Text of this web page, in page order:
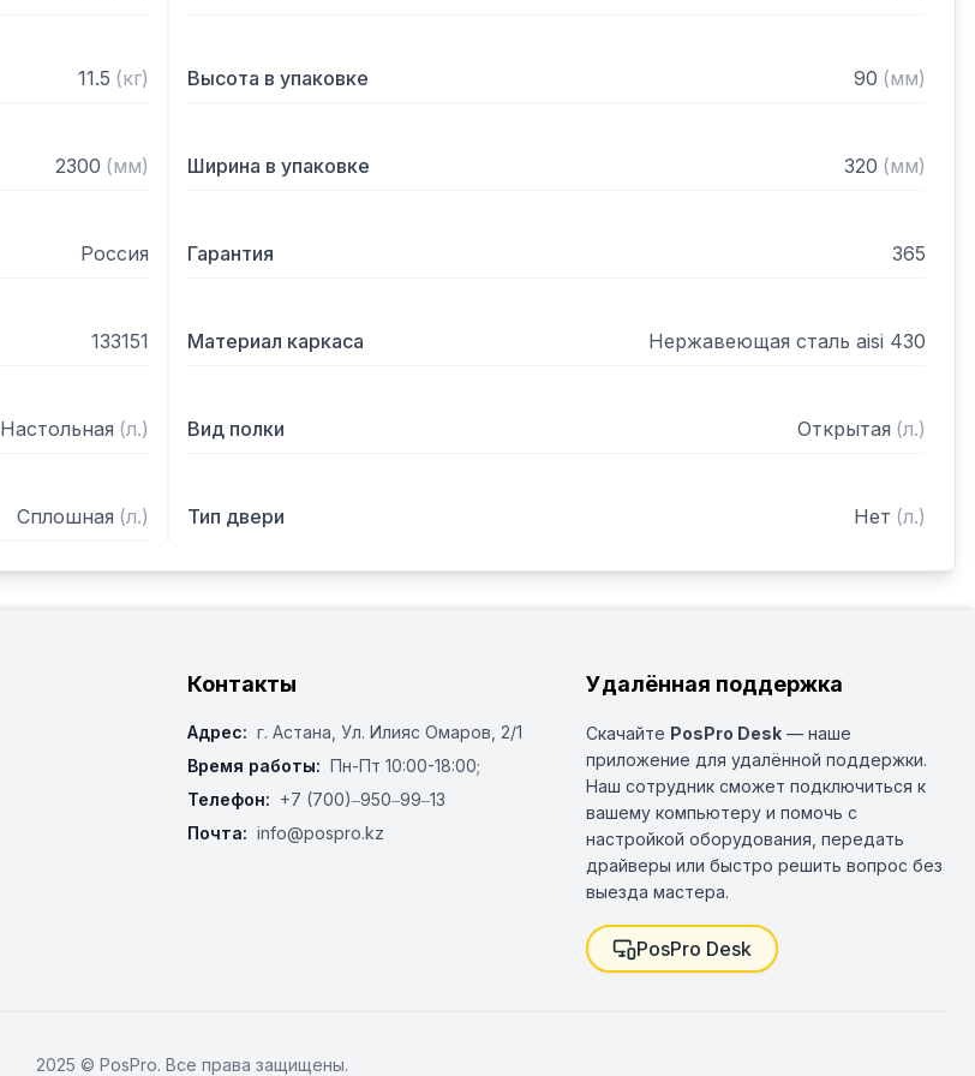
11.5 (кг) Высота в упаковке 90 (мм)
2300 (мм) Ширина в упаковке 320 (мм)
Россия Гарантия 365
133151 Материал каркаса Нержавеющая сталь aisi 430
Настольная (л.) Вид полки Открытая (л.)
Сплошная (л.) Тип двери Нет (л.)
Контакты
Адрес: г. Астана, ​Ул. Илияс Омаров, 2/1
Время работы: Пн-Пт 10:00-18:00;
Телефон: +7 (700)‒950‒99‒13
Почта: info@pospro.kz
Удалённая поддержка
Скачайте PosPro Desk — наше
приложение для удалённой поддержки.
Наш сотрудник сможет подключиться к
вашему компьютеру и помочь с
настройкой оборудования, передать
драйверы или быстро решить вопрос без
выезда мастера.
PosPro Desk
2025 © PosPro. Все права защищены.